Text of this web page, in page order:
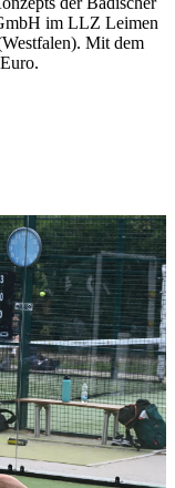
Partner für
weiter. Unsere
mit
bereitgestellt
im LLZ Leimen
Mit dem